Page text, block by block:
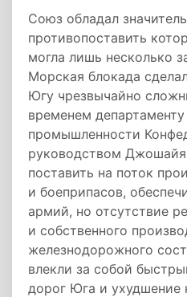
Союз обладал
противопоставить
могла лишь несколько
Морская блокада
Югу чрезвычайно
временем
промышленности
руководством Джошайя
поставить на поток
и боеприпасов,
армий, но отсутствие
и собственного
железнодорожного
влекли за собой
дорог Юга и ухудшение